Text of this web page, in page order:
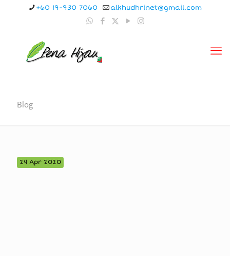
+60 19-930 7060 alkhudhrinet@gmail.com
Blog
24 Apr 2020